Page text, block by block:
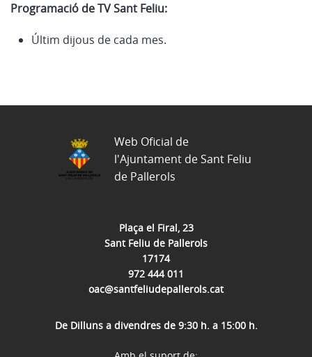
Programació de TV Sant Feliu:
Últim dijous de cada mes.
Plaça el Firal, 23
Sant Feliu de Pallerols
17174
972 444 011
oac@santfeliudepallerols.cat
De Dilluns a divendres de 9:30 h. a 15:00 h.
Web Oficial de
l'Ajuntament de Sant Feliu
de Pallerols